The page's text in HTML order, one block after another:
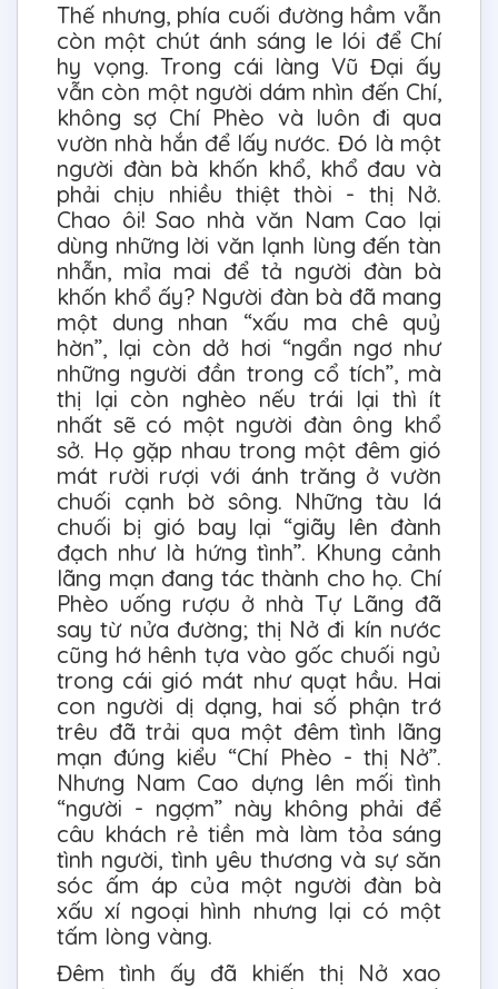
Thế nhưng, phía cuối đường hầm vẫn
còn một chút ánh sáng le lói để Chí
hy vọng. Trong cái làng Vũ Đại ấy
vẫn còn một người dám nhìn đến Chí,
không sợ Chí Phèo và luôn đi qua
vườn nhà hắn để lấy nước. Đó là một
người đàn bà khốn khổ, khổ đau và
phải chịu nhiều thiệt thòi - thị Nở.
Chao ôi! Sao nhà văn Nam Cao lại
dùng những lời văn lạnh lùng đến tàn
nhẫn, mỉa mai để tả người đàn bà
khốn khổ ấy? Người đàn bà đã mang
một dung nhan “xấu ma chê quỷ
hờn”, lại còn dở hơi “ngẩn ngơ như
những người đần trong cổ tích”, mà
thị lại còn nghèo nếu trái lại thì ít
nhất sẽ có một người đàn ông khổ
sở. Họ gặp nhau trong một đêm gió
mát rười rượi với ánh trăng ở vườn
chuối cạnh bờ sông. Những tàu lá
chuối bị gió bay lại “giãy lên đành
đạch như là hứng tình”. Khung cảnh
lãng mạn đang tác thành cho họ. Chí
Phèo uống rượu ở nhà Tự Lãng đã
say từ nửa đường; thị Nở đi kín nước
cũng hớ hênh tựa vào gốc chuối ngủ
trong cái gió mát như quạt hầu. Hai
con người dị dạng, hai số phận trớ
trêu đã trải qua một đêm tình lãng
mạn đúng kiểu “Chí Phèo - thị Nở”.
Nhưng Nam Cao dựng lên mối tình
“người - ngợm” này không phải để
câu khách rẻ tiền mà làm tỏa sáng
tình người, tình yêu thương và sự săn
sóc ấm áp của một người đàn bà
xấu xí ngoại hình nhưng lại có một
tấm lòng vàng.
Đêm tình ấy đã khiến thị Nở xao